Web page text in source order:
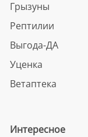
Грызуны
Рептилии
Выгода-ДА
Уценка
Ветаптека
Интересное